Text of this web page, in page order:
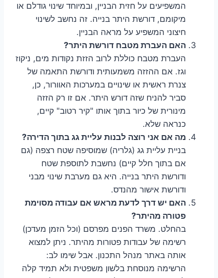
המשפיעים על חזית הבניין, ובמיוחד שינוי גודלם או
מיקומם, דורשת היתר בנייה. זה נחשב לשינוי
חיצוני המשפיע על מראה הבניין.
האם העברת מטבח דורשת היתר?
העברת מטבח כוללת לרוב הזזת נקודות מים, ניקוז
וגז. אם ההזזה משמעותית ודורשת התאמה של
צנרת ראשית או שינויים במערכות האוורור, כן,
סביר להניח שזה דורש היתר. אם זו רק הזזה
מינורית של כיור בתוך אותו "קיר רטוב" קיים,
כנראה שלא.
מה אם אני רוצה לבנות עליית גג בתוך הדירה?
בניית עליית גג (גלריה) שמוסיפה שטח רצפה (גם
אם בתוך חלל קיים) נחשבת לתוספת שטח
ודורשת היתר בנייה. היא גם מערבת שינוי מבני
ודורשת אישור מהנדס.
האם יש דרך לדעת מראש אם עבודה מסוימת
פטורה מהיתר?
בהחלט. משרד הפנים מפרסם (וכל הזמן מעדכן)
רשימה של עבודות פטורות מהיתר. ניתן למצוא
אותה באתר מנהל התכנון. אבל שימו לב:
הרשימה מנוסחת בלשון משפטית ולא תמיד קלה